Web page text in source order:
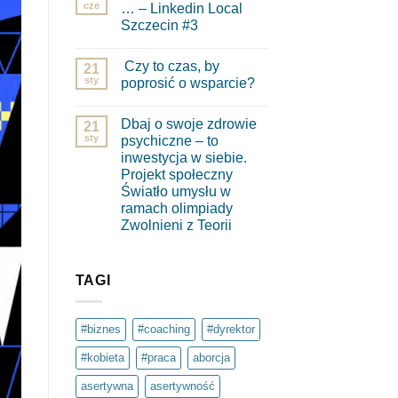
cze
… – Linkedin Local
Szczecin #3
do
Wzięłam
dwie
–
Linkedin
Local
Szczecin
#3
21
sty
Czy to czas, by
poprosić o wsparcie?
do
to
czas,
by
poprosić
o
wsparcie?
21
sty
Dbaj o swoje zdrowie
psychiczne – to
inwestycja w siebie.
Projekt społeczny
Światło umysłu w
ramach olimpiady
Zwolnieni z Teorii
psychiczne
–
to
inwestycja
w
siebie.
Projekt
TAGI
#biznes #coaching #dyrektor
#kobieta #praca aborcja
asertywna asertywność